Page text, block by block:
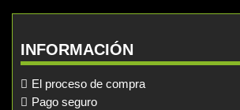
INFORMACIÓN
El proceso de compra
Pago seguro